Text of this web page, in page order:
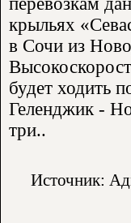
крыльях
в Сочи из
будет ходить
Геленджик -
три..
Источник: